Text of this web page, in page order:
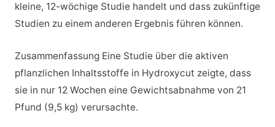
kleine, 12-wöchige Studie handelt und dass zukünftige
Studien zu einem anderen Ergebnis führen können.
Zusammenfassung Eine Studie über die aktiven
pflanzlichen Inhaltsstoffe in Hydroxycut zeigte, dass
sie in nur 12 Wochen eine Gewichtsabnahme von 21
Pfund (9,5 kg) verursachte.